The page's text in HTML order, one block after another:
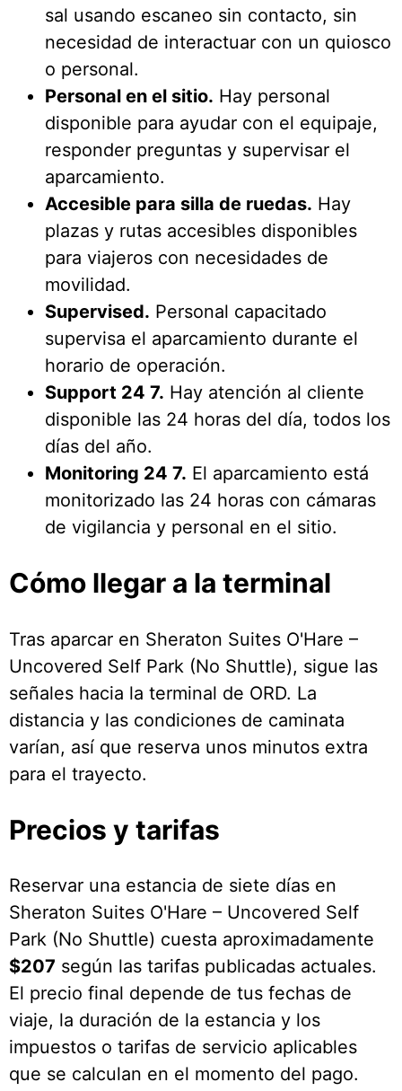
sal usando escaneo sin contacto, sin
necesidad de interactuar con un quiosco
o personal.
Personal en el sitio. Hay personal
disponible para ayudar con el equipaje,
responder preguntas y supervisar el
aparcamiento.
Accesible para silla de ruedas. Hay
plazas y rutas accesibles disponibles
para viajeros con necesidades de
movilidad.
Supervised. Personal capacitado
supervisa el aparcamiento durante el
horario de operación.
Support 24 7. Hay atención al cliente
disponible las 24 horas del día, todos los
días del año.
Monitoring 24 7. El aparcamiento está
monitorizado las 24 horas con cámaras
de vigilancia y personal en el sitio.
Cómo llegar a la terminal
Tras aparcar en Sheraton Suites O'Hare –
Uncovered Self Park (No Shuttle), sigue las
señales hacia la terminal de ORD. La
distancia y las condiciones de caminata
varían, así que reserva unos minutos extra
para el trayecto.
Precios y tarifas
Reservar una estancia de siete días en
Sheraton Suites O'Hare – Uncovered Self
Park (No Shuttle) cuesta aproximadamente
$207 según las tarifas publicadas actuales.
El precio final depende de tus fechas de
viaje, la duración de la estancia y los
impuestos o tarifas de servicio aplicables
que se calculan en el momento del pago.